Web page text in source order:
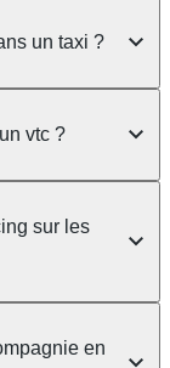
un taxi ?
bagages
"Message
n'est
vtc ?
à une
à
votre
sur les
en